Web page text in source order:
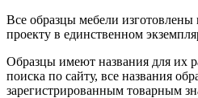
Все образцы мебели
проекту в единственном
Образцы имеют названия для их
поиска по сайту, все названия
зарегистрированным товарным